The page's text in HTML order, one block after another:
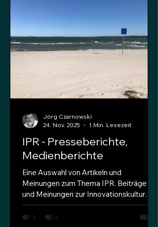
Register vergriffener Werke wird vom
DPMA geführt. Vergriffen ist ein
Werk(Buch, Publikation etc.) wenn es
IPR - Presseberichte,
Medienberichte
Eine Auswahl von Artikeln und
Meinungen zum Thema IPR. Beiträge
und Meinungen zur Innovationskultur
(technical innovation + civil Innovation ...
quo vadis?) Pressemitteilungen des
Jörg Czarnowski
24. Nov. 2025
1 Min. Lesezeit